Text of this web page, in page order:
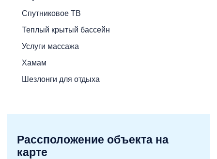
Спутниковое ТВ
Теплый крытый бассейн
Услуги массажа
Хамам
Шезлонги для отдыха
Рассположение объекта на
карте